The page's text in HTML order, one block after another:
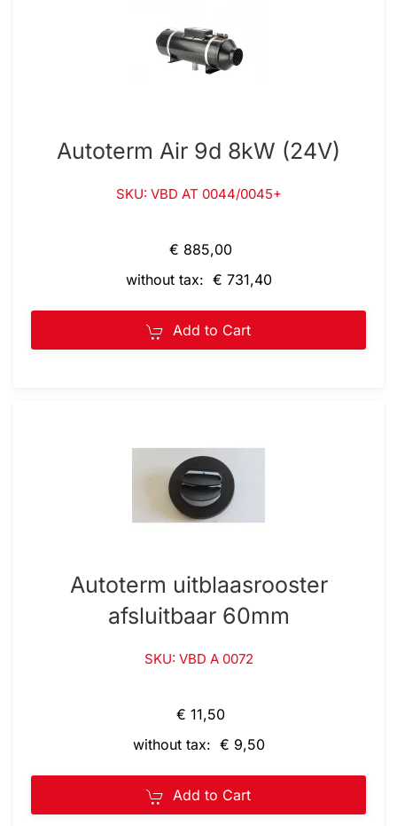
Autoterm Air 9d 8kW (24V)
SKU: VBD AT 0044/0045+
€ 885,00
without tax: € 731,40
Add to Cart
Autoterm uitblaasrooster
afsluitbaar 60mm
SKU: VBD A 0072
€ 11,50
without tax: € 9,50
Add to Cart